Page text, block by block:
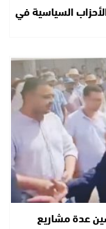
السياسية في
عدة مشاريع